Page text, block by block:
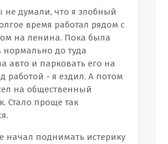
не думали, что я злобный
время работал рядом с
на ленина. Пока была
нормально до туда
авто и парковать его на
работой - я ездил. А потом
на общественный
Стало проще так
начал поднимать истерику